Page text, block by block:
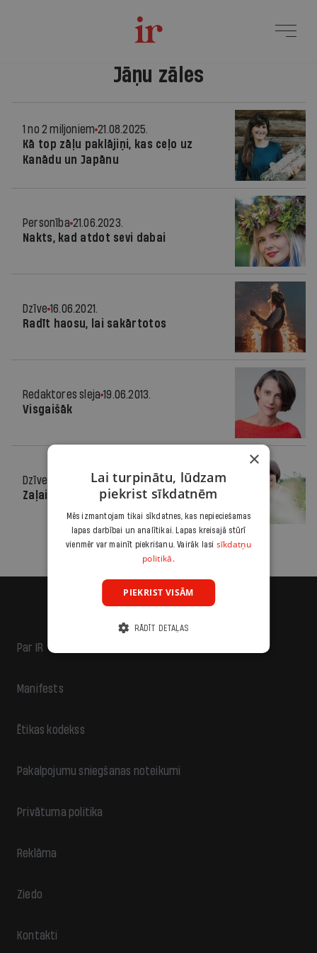
Jāņu zāles
1 no 2 miljoniem 21.08.2025.
Kā top zāļu paklājiņi, kas ceļo uz
Kanādu un Japānu
Personība 21.06.2023.
Nakts, kad atdot sevi dabai
Dzīve 16.06.2021.
Radīt haosu, lai sakārtotos
Redaktores sleja 19.06.2013.
Visgaišāk
Dzīvesstils
27.06.2012.
Zaļais fotoalbums
Par IR
Manifests
Ētikas kodekss
Pakalpojumu sniegšanas noteikumi
Privātuma politika
Reklāma
Ziedo
Kontakti
×
Lai turpinātu, lūdzam
piekrist sīkdatnēm
Mēs izmantojam tikai sīkdatnes, kas nepieciešamas
lapas darbībai un analītikai. Lapas kreisajā stūrī
vienmēr var mainīt piekrišanu. Vairāk lasi sīkdatņu
politikā.
PIEKRIST VISĀM
RĀDĪT DETAĻAS